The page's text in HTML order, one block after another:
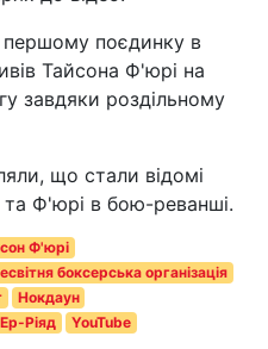
поєдинку в
Тайсона Ф'юрі на
завдяки роздільному
що стали відомі
та Ф'юрі в бою-реванші.
Ф'юрі
боксерська організація
Нокдаун
Ер-Ріяд
YouTube